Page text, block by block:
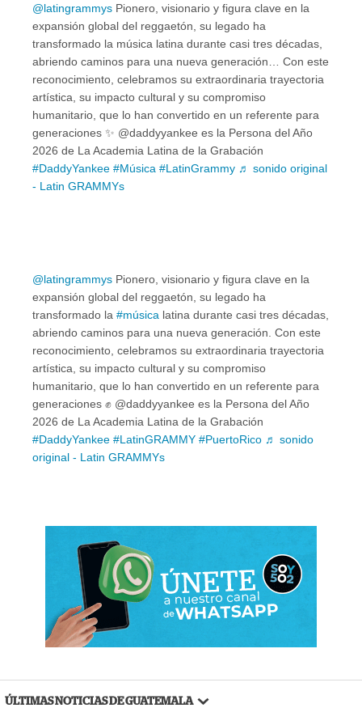
@latingrammys Pionero, visionario y figura clave en la
expansión global del reggaetón, su legado ha
transformado la música latina durante casi tres décadas,
abriendo caminos para una nueva generación… Con este
reconocimiento, celebramos su extraordinaria trayectoria
artística, su impacto cultural y su compromiso
humanitario, que lo han convertido en un referente para
generaciones ✨ @daddyyankee es la Persona del Año
2026 de La Academia Latina de la Grabación
#DaddyYankee #Música #LatinGrammy ♬ sonido original
- Latin GRAMMYs
@latingrammys Pionero, visionario y figura clave en la
expansión global del reggaetón, su legado ha
transformado la #música latina durante casi tres décadas,
abriendo caminos para una nueva generación. Con este
reconocimiento, celebramos su extraordinaria trayectoria
artística, su impacto cultural y su compromiso
humanitario, que lo han convertido en un referente para
generaciones ✊ @daddyyankee es la Persona del Año
2026 de La Academia Latina de la Grabación
#DaddyYankee #LatinGRAMMY #PuertoRico ♬ sonido
original - Latin GRAMMYs
ÚLTIMAS NOTICIAS DE GUATEMALA